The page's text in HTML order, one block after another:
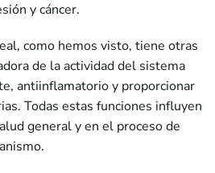
y cáncer.
como hemos visto, tiene otras
de la actividad del sistema
antiinflamatorio y proporcionar
Todas estas funciones influyen
general y en el proceso de